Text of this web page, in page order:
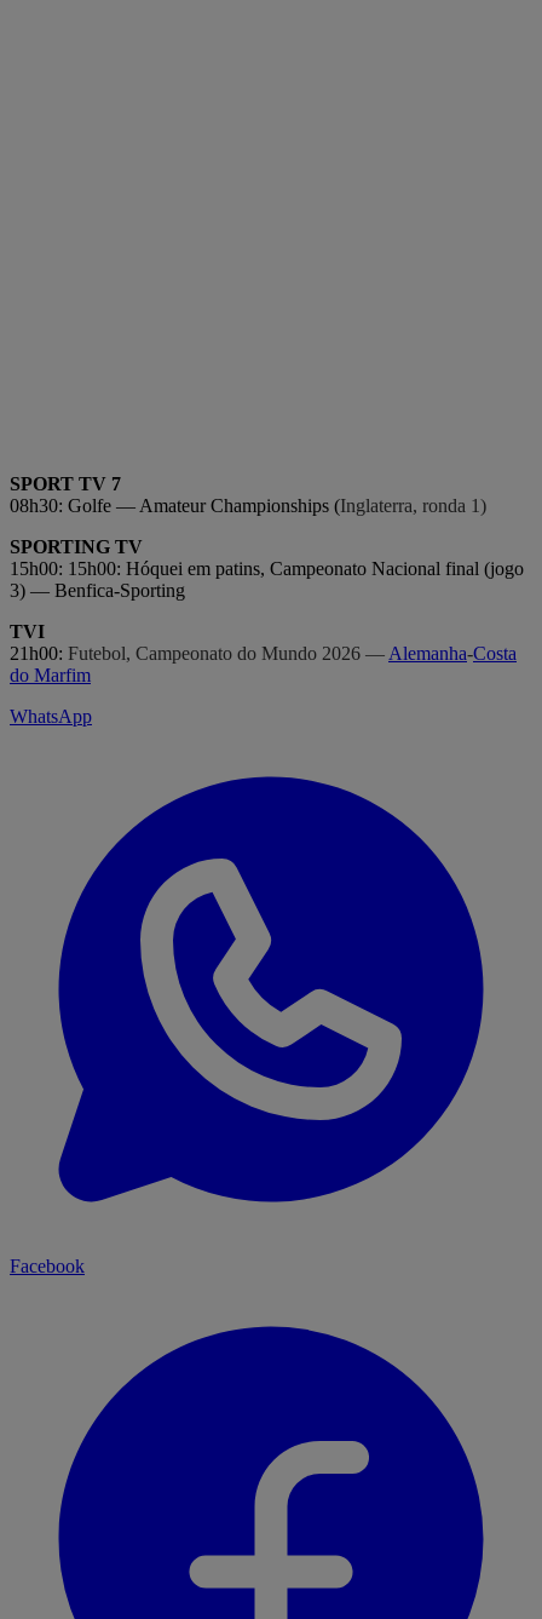
SPORT TV 7
08h30: Golfe — Amateur Championships (Inglaterra, ronda 1)
SPORTING TV
15h00: 15h00: Hóquei em patins, Campeonato Nacional final (jogo
3) — Benfica-Sporting
TVI
21h00: Futebol, Campeonato do Mundo 2026 — Alemanha-Costa
do Marfim
WhatsApp
Facebook